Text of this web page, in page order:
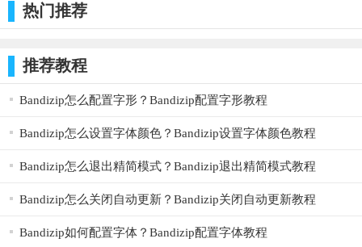
优化系统性能，体验更顺畅。
热门推荐
推荐教程
Bandizip怎么配置字形？Bandizip配置字形教程
Bandizip怎么设置字体颜色？Bandizip设置字体颜色教程
Bandizip怎么退出精简模式？Bandizip退出精简模式教程
Bandizip怎么关闭自动更新？Bandizip关闭自动更新教程
Bandizip如何配置字体？Bandizip配置字体教程